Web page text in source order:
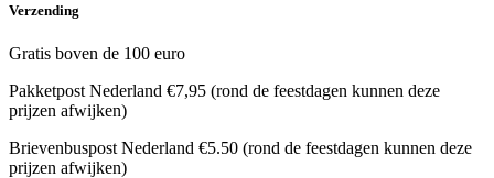
Verzending
Gratis boven de 100 euro
Pakketpost Nederland €7,95 (rond de feestdagen kunnen deze
prijzen afwijken)
Brievenbuspost Nederland €5.50 (rond de feestdagen kunnen deze
prijzen afwijken)